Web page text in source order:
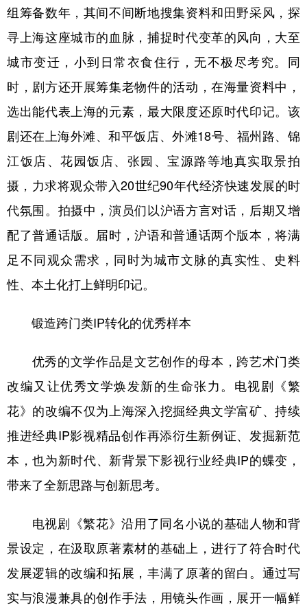
组筹备数年，其间不间断地搜集资料和田野采风，探
寻上海这座城市的血脉，捕捉时代变革的风向，大至
城市变迁，小到日常衣食住行，无不极尽考究。同
时，剧方还开展筹集老物件的活动，在海量资料中，
选出能代表上海的元素，最大限度还原时代印记。该
剧还在上海外滩、和平饭店、外滩18号、福州路、锦
江饭店、花园饭店、张园、宝源路等地真实取景拍
摄，力求将观众带入20世纪90年代经济快速发展的时
代氛围。拍摄中，演员们以沪语方言对话，后期又增
配了普通话版。届时，沪语和普通话两个版本，将满
足不同观众需求，同时为城市文脉的真实性、史料
性、本土化打上鲜明印记。
锻造跨门类IP转化的优秀样本
优秀的文学作品是文艺创作的母本，跨艺术门类
改编又让优秀文学焕发新的生命张力。电视剧《繁
花》的改编不仅为上海深入挖掘经典文学富矿、持续
推进经典IP影视精品创作再添衍生新例证、发掘新范
本，也为新时代、新背景下影视行业经典IP的蝶变，
带来了全新思路与创新思考。
电视剧《繁花》沿用了同名小说的基础人物和背
景设定，在汲取原著素材的基础上，进行了符合时代
发展逻辑的改编和拓展，丰满了原著的留白。通过写
实与浪漫兼具的创作手法，用镜头作画，展开一幅鲜